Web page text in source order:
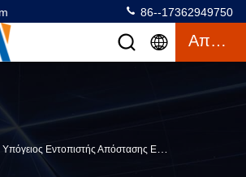
86--17362949750
Απόσπασμα
Υπόγειος Εντοπιστής Απόστασης Ελαττωμάτων Καλωδίων